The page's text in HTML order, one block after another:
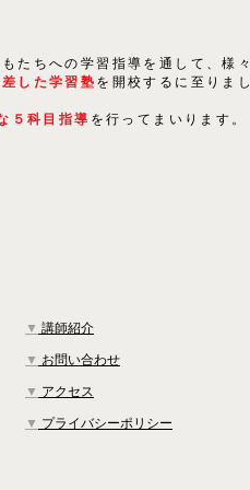
たちへの学習指導を通して、様々
した学習塾 を開校するに至りまし
５科目指導 を行ってまいります。
▼ 講師紹介
▼ お問い合わせ
▼ アクセス
▼ プライバシーポリシー